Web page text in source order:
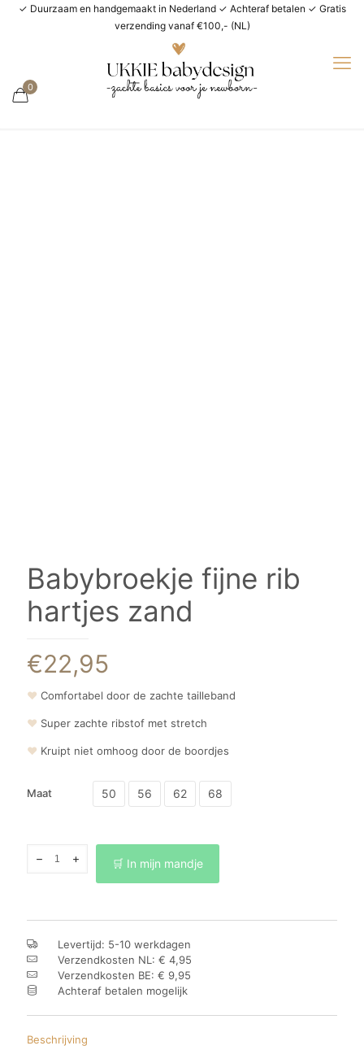
✓ Duurzaam en handgemaakt in Nederland ✓ Achteraf betalen ✓ Gratis
verzending vanaf €100,- (NL)
0
Babybroekje fijne rib
hartjes zand
€22,95
❤ Comfortabel door de zachte tailleband
❤ Super zachte ribstof met stretch
❤ Kruipt niet omhoog door de boordjes
Maat 50 56 62 68
🛒 In mijn mandje
Levertijd: 5-10 werkdagen
Verzendkosten NL: € 4,95
Verzendkosten BE: € 9,95
Achteraf betalen mogelijk
Beschrijving